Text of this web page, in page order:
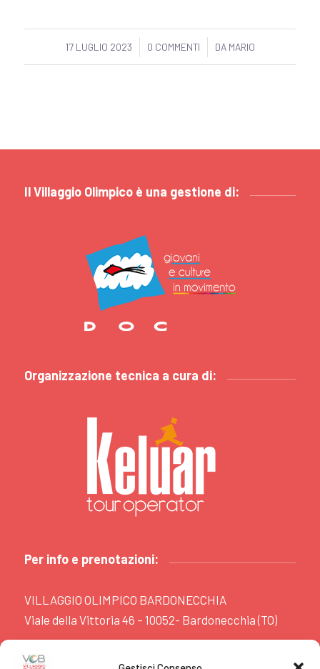
17 LUGLIO 2023
/ 0 COMMENTI
/ DA MARIO
Il Villaggio Olimpico è una gestione di:
Organizzazione tecnica a cura di:
Per info e prenotazioni:
VILLAGGIO OLIMPICO BARDONECCHIA
Viale della Vittoria 46 – 10052- Bardonecchia (TO)